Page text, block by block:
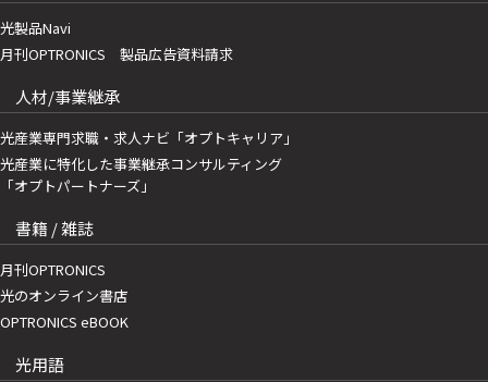
光製品Navi
月刊OPTRONICS 製品広告資料請求
人材/事業継承
光産業専門求職・求人ナビ「オプトキャリア」
光産業に特化した事業継承コンサルティング
「オプトパートナーズ」
書籍 / 雑誌
月刊OPTRONICS
光のオンライン書店
OPTRONICS eBOOK
光用語